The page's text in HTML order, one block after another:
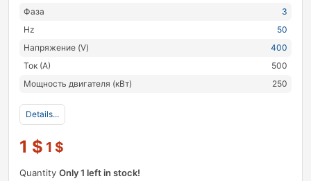
Фаза
3
Hz
50
Напряжение (V)
400
Ток (А)
500
Мощность двигателя (кВт)
250
Details...
1 $ 1 $
Quantity Only 1 left in stock!